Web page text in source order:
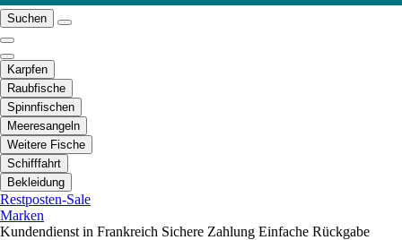
Suchen
Karpfen
Raubfische
Spinnfischen
Meeresangeln
Weitere Fische
Schifffahrt
Bekleidung
Restposten-Sale
Marken
Kundendienst in Frankreich Sichere Zahlung Einfache Rückgabe